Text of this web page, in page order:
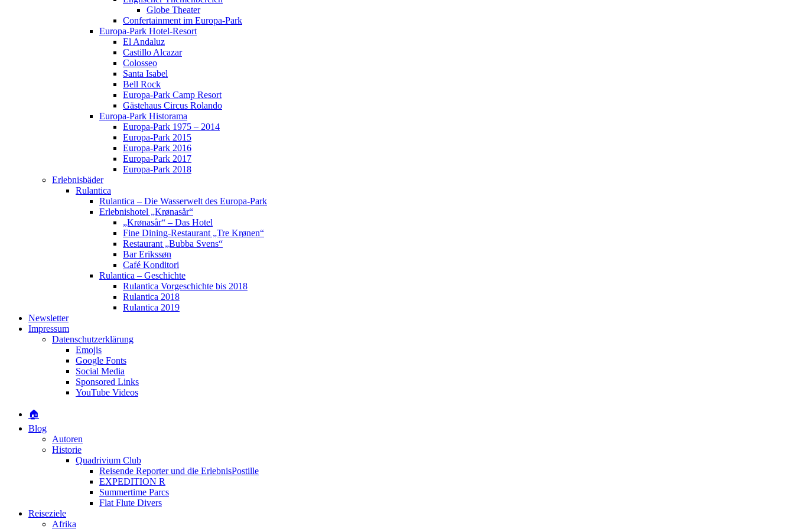
Globe Theater
Confertainment im Europa-Park
Europa-Park Hotel-Resort
El Andaluz
Castillo Alcazar
Colosseo
Santa Isabel
Bell Rock
Europa-Park Camp Resort
Gästehaus Circus Rolando
Europa-Park Historama
Europa-Park 1975 – 2014
Europa-Park 2015
Europa-Park 2016
Europa-Park 2017
Europa-Park 2018
Erlebnisbäder
Rulantica
Rulantica – Die Wasserwelt des Europa-Park
Erlebnishotel „Krønasår“
„Krønasår“ – Das Hotel
Fine Dining-Restaurant „Tre Krønen“
Restaurant „Bubba Svens“
Bar Erikssøn
Café Konditori
Rulantica – Geschichte
Rulantica Vorgeschichte bis 2018
Rulantica 2018
Rulantica 2019
Newsletter
Impressum
Datenschutzerklärung
Emojis
Google Fonts
Social Media
Sponsored Links
YouTube Videos
🏠
Blog
Autoren
Historie
Quadrivium Club
Reisende Reporter und die ErlebnisPostille
EXPEDITION R
Summertime Parcs
Flat Flute Divers
Reiseziele
Afrika